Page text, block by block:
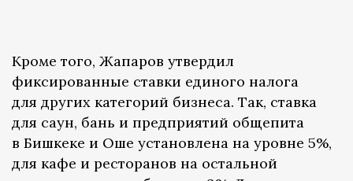
Кроме того, Жапаров утвердил
фиксированные ставки единого налога
для других категорий бизнеса. Так, ставка
для саун, бань и предприятий общепита
в Бишкеке и Оше установлена на уровне 5%,
для кафе и ресторанов на остальной